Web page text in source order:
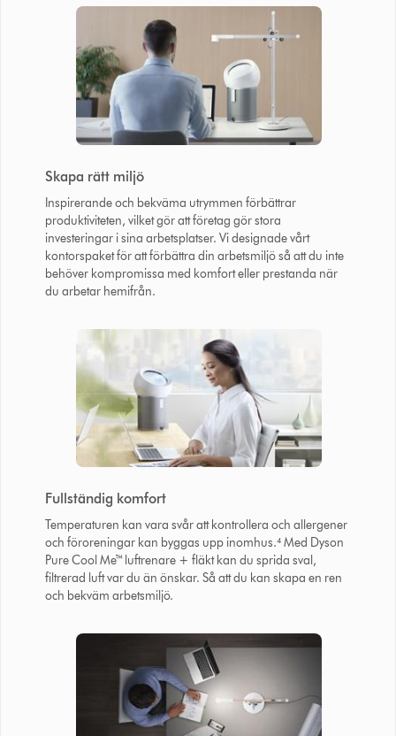
Skapa rätt miljö
Inspirerande och bekväma utrymmen förbättrar
produktiviteten, vilket gör att företag gör stora
investeringar i sina arbetsplatser. Vi designade vårt
kontorspaket för att förbättra din arbetsmiljö så att du inte
behöver kompromissa med komfort eller prestanda när
du arbetar hemifrån.
Fullständig komfort
Temperaturen kan vara svår att kontrollera och allergener
och föroreningar kan byggas upp inomhus.⁴ Med Dyson
Pure Cool Me™ luftrenare + fläkt kan du sprida sval,
filtrerad luft var du än önskar. Så att du kan skapa en ren
och bekväm arbetsmiljö.